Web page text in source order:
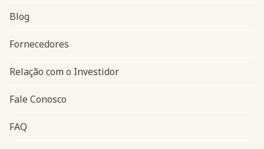
Navegação do rodapé
Blog
Fornecedores
Relação com o Investidor
Fale Conosco
FAQ